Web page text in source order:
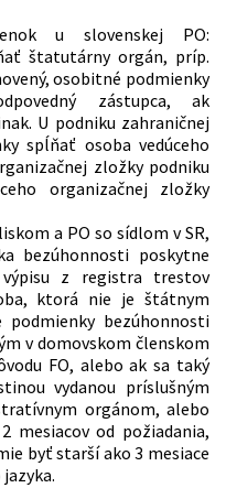
u slovenskej PO:
štatutárny orgán, príp.
osobitné podmienky
zástupca, ak
U podniku zahraničnej
spĺňať osoba vedúceho
zložky podniku
organizačnej zložky
a PO so sídlom v SR,
bezúhonnosti poskytne
z registra trestov
ktorá nie je štátnym
podmienky bezúhonnosti
v domovskom členskom
FO, alebo ak sa taký
vydanou príslušným
orgánom, alebo
mesiacov od požiadania,
byť starší ako 3 mesiace